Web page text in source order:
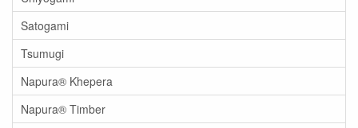
Satogami
Tsumugi
Napura® Khepera
Napura® Timber